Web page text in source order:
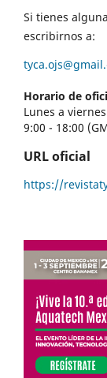
Si tienes
escribirnos a:
Horario de
Lunes a viernes
9:00 - 18:00
URL oficial
https://